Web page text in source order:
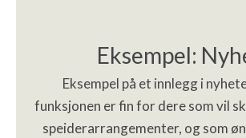
Eksempel:
Eksempel på et innlegg i
funksjonen er fin for dere som vil
speiderarrangementer, og som